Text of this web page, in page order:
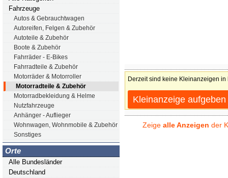
Fahrzeuge
Autos & Gebrauchtwagen
Autoreifen, Felgen & Zubehör
Autoteile & Zubehör
Boote & Zubehör
Fahrräder - E-Bikes
Fahrradteile & Zubehör
Motorräder & Motorroller
Motorradteile & Zubehör
Motorradbekleidung & Helme
Nutzfahrzeuge
Anhänger - Auflieger
Wohnwagen, Wohnmobile & Zubehör
Sonstiges
Orte
Alle Bundesländer
Deutschland
Derzeit sind keine Kleinanzeigen in
Kleinanzeige
Zeige alle Anzeigen der